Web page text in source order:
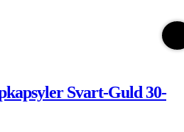
Svart-Guld 30-